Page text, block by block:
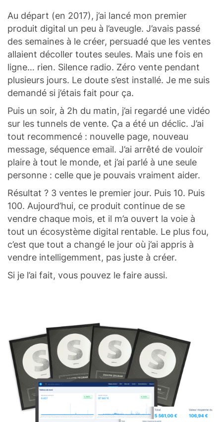
Au départ (en 2017), j’ai lancé mon premier
produit digital un peu à l’aveugle. J’avais passé
des semaines à le créer, persuadé que les ventes
allaient décoller toutes seules. Mais une fois en
ligne… rien. Silence radio. Zéro vente pendant
plusieurs jours. Le doute s’est installé. Je me suis
demandé si j’étais fait pour ça.
Puis un soir, à 2h du matin, j’ai regardé une vidéo
sur les tunnels de vente. Ça a été un déclic. J’ai
tout recommencé : nouvelle page, nouveau
message, séquence email. J’ai arrêté de vouloir
plaire à tout le monde, et j’ai parlé à une seule
personne : celle que je pouvais vraiment aider.
Résultat ? 3 ventes le premier jour. Puis 10. Puis
100. Aujourd’hui, ce produit continue de se
vendre chaque mois, et il m’a ouvert la voie à
tout un écosystème digital rentable. Le plus fou,
c’est que tout a changé le jour où j’ai appris à
vendre intelligemment, pas juste à créer.
Si je l’ai fait, vous pouvez le faire aussi.